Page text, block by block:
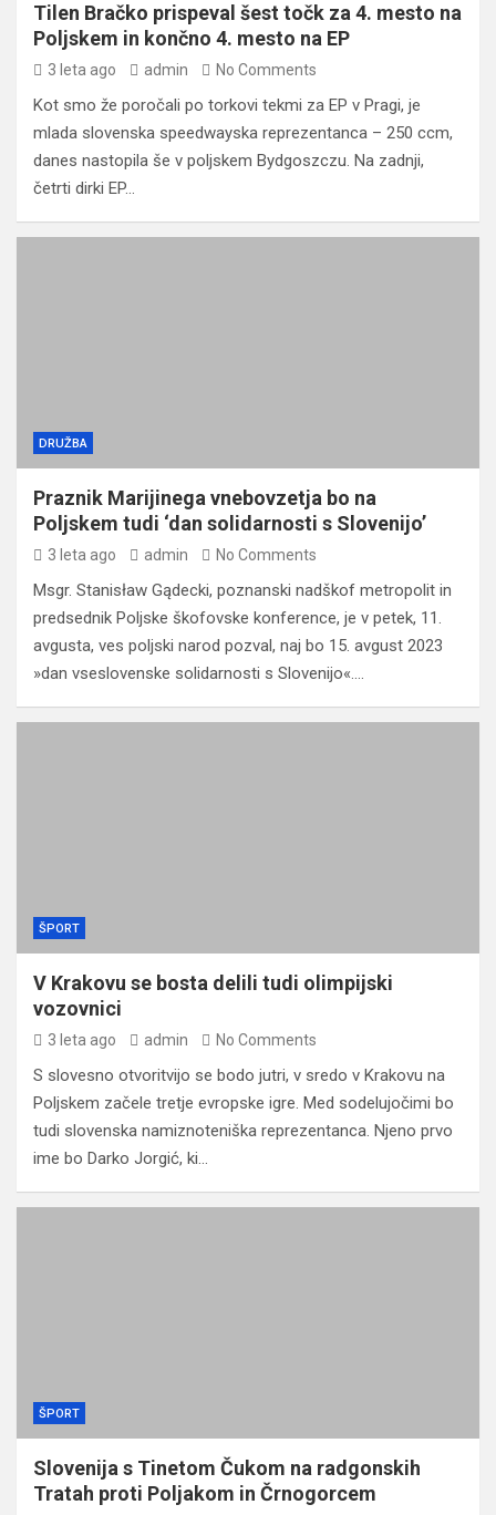
Tilen Bračko prispeval šest točk za 4. mesto na
Poljskem in končno 4. mesto na EP
3 leta ago admin No Comments
Kot smo že poročali po torkovi tekmi za EP v Pragi, je
mlada slovenska speedwayska reprezentanca – 250 ccm,
danes nastopila še v poljskem Bydgoszczu. Na zadnji,
četrti dirki EP…
DRUŽBA
Praznik Marijinega vnebovzetja bo na
Poljskem tudi ‘dan solidarnosti s Slovenijo’
3 leta ago admin No Comments
Msgr. Stanisław Gądecki, poznanski nadškof metropolit in
predsednik Poljske škofovske konference, je v petek, 11.
avgusta, ves poljski narod pozval, naj bo 15. avgust 2023
»dan vseslovenske solidarnosti s Slovenijo«.…
ŠPORT
V Krakovu se bosta delili tudi olimpijski
vozovnici
3 leta ago admin No Comments
S slovesno otvoritvijo se bodo jutri, v sredo v Krakovu na
Poljskem začele tretje evropske igre. Med sodelujočimi bo
tudi slovenska namiznoteniška reprezentanca. Njeno prvo
ime bo Darko Jorgić, ki…
ŠPORT
Slovenija s Tinetom Čukom na radgonskih
Tratah proti Poljakom in Črnogorcem